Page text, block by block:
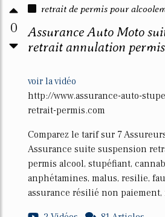
0
retrait de permis pour
Assurance Auto Moto
retrait annulation permis
voir la vidéo
http://www.assurance-auto-
retrait-permis.com
Comparez le tarif sur 7
Assurance suite suspension
permis alcool, stupéfiant,
anphétamines, malus, resilie,
assurance résilié non